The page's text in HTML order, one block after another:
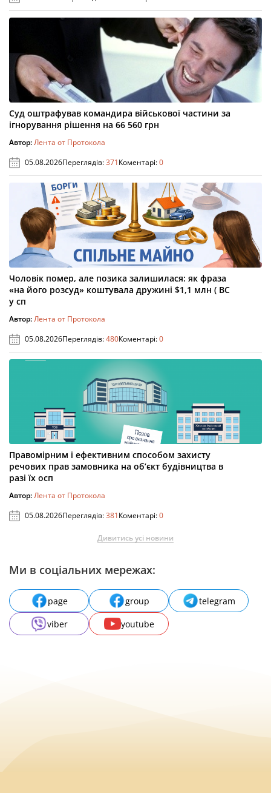
Суд оштрафував командира військової частини за
ігнорування рішення на 66 560 грн
Автор:Лента от Протокола
05.08.2026Переглядів:371Коментарі:0
Чоловік помер, але позика залишилася: як фраза
«на його розсуд» коштувала дружині $1,1 млн ( ВС
у сп
Автор:Лента от Протокола
05.08.2026Переглядів:480Коментарі:0
Правомірним і ефективним способом захисту
речових прав замовника на об’єкт будівництва в
разі їх осп
Автор:Лента от Протокола
05.08.2026Переглядів:381Коментарі:0
Дивитись усі новини
Ми в соціальних мережах:
page group
telegram
viber
youtube